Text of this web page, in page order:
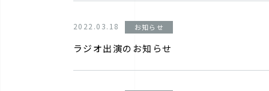
2022.03.18 お知らせ
ラジオ出演のお知らせ